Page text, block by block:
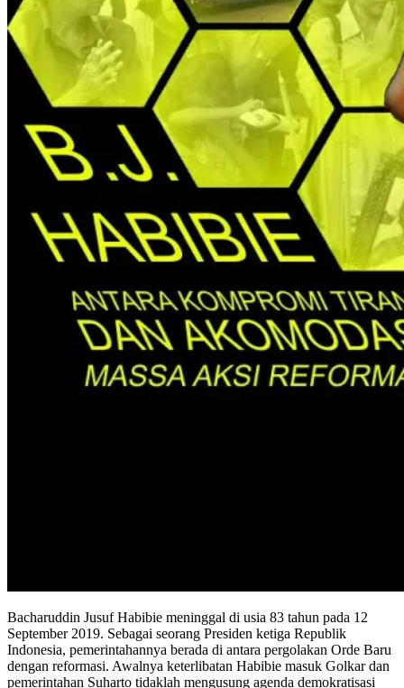
Bacharuddin Jusuf Habibie meninggal di usia 83 tahun pada 12
September 2019. Sebagai seorang Presiden ketiga Republik
Indonesia, pemerintahannya berada di antara pergolakan Orde Baru
dengan reformasi. Awalnya keterlibatan Habibie masuk Golkar dan
pemerintahan Suharto tidaklah mengusung agenda demokratisasi